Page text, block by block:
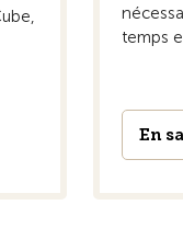
temps
En